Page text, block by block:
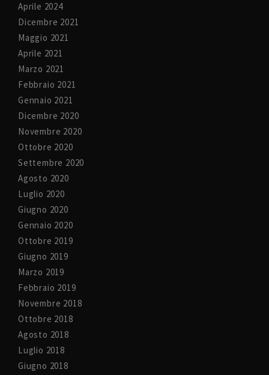
Aprile 2024
Dicembre 2021
Maggio 2021
Aprile 2021
Marzo 2021
Febbraio 2021
Gennaio 2021
Dicembre 2020
Novembre 2020
Ottobre 2020
Settembre 2020
Agosto 2020
Luglio 2020
Giugno 2020
Gennaio 2020
Ottobre 2019
Giugno 2019
Marzo 2019
Febbraio 2019
Novembre 2018
Ottobre 2018
Agosto 2018
Luglio 2018
Giugno 2018